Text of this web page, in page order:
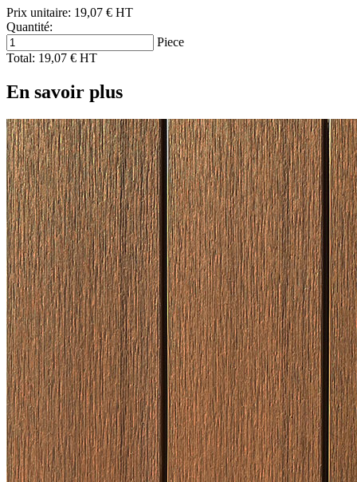
Prix unitaire: 19,07 € HT
Quantité:
Piece
Total: 19,07 € HT
En savoir plus